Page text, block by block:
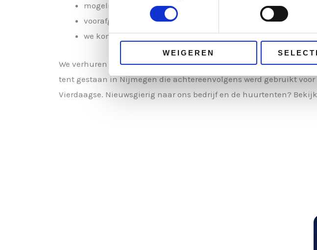
WEIGEREN
mogelijkheid tot volledige inrichting van tenten
voorafgaand aan verhuur wordt de situatie beoordeeld op
we komen onze afspraken na
We verhuren de feesttenten meestal voor 1 of meerdere dagen,
tent gestaan in Nijmegen die achtereenvolgens werd gebruikt
Vierdaagse. Nieuwsgierig naar ons bedrijf en de huurtenten?